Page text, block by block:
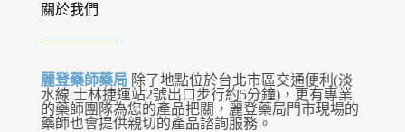
關於我們
麗登藥師藥局 除了地點位於台北市區交通便利(淡
水線 士林捷運站2號出口步行約5分鐘)，更有專業
的藥師團隊為您的產品把關，麗登藥局門市現場的
藥師也會提供親切的產品諮詢服務。